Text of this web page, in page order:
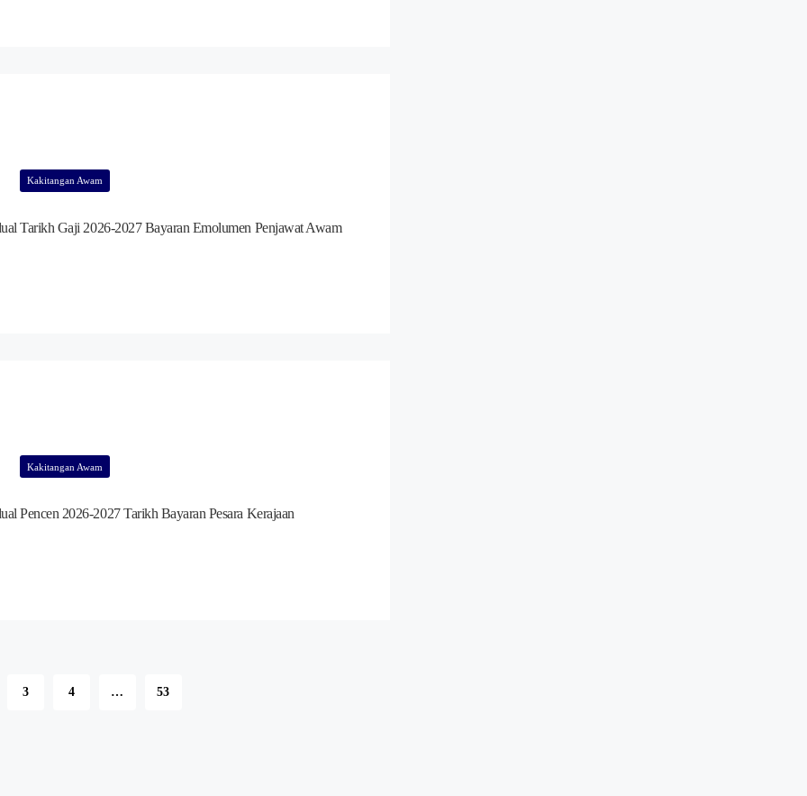
Kakitangan Awam
Tarikh Gaji 2026-2027 Bayaran Emolumen Penjawat Awam
Kakitangan Awam
Pencen 2026-2027 Tarikh Bayaran Pesara Kerajaan
3 4 … 53